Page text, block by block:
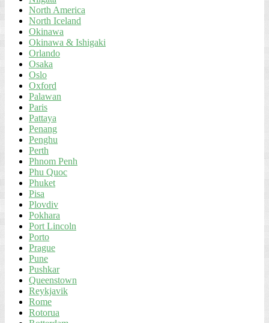
North America
North Iceland
Okinawa
Okinawa & Ishigaki
Orlando
Osaka
Oslo
Oxford
Palawan
Paris
Pattaya
Penang
Penghu
Perth
Phnom Penh
Phu Quoc
Phuket
Pisa
Plovdiv
Pokhara
Port Lincoln
Porto
Prague
Pune
Pushkar
Queenstown
Reykjavik
Rome
Rotorua